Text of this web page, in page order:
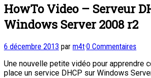
HowTo Video – Serveur
Windows Server 2008 r2
6 décembre 2013 par m4t·0 Commentaires
Une nouvelle petite vidéo pour apprendre
place un service DHCP sur Windows